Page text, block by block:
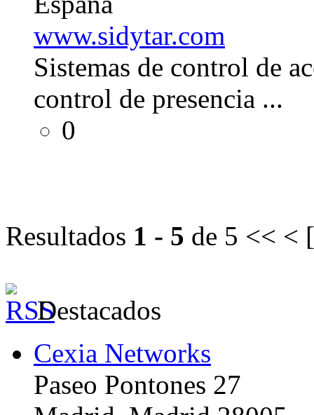
www.sidytar.com
Sistemas de control de
control de presencia ...
0
Resultados 1 - 5 de 5 << < [
Destacados
Cexia Networks
Paseo Pontones 27